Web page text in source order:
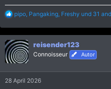
R
a
k
t
i
o
n
pipo Pangaking Freshy und 31
reisender123
Connoisseur Autor
28 April 2026